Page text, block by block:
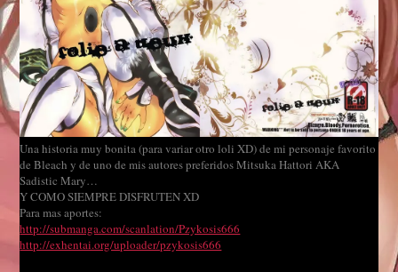
Una historia muy bonita (para variar otro loli XD) de mi personaje favorito
de Bleach y de uno de mis autores preferidos Mitsuka Hattori AKA
Sadistic Mary…
Y COMO SIEMPRE DISFRUTEN XD
Para mas aportes:
http://submanga.com/scanlation/Pzykosis666
http://exhentai.org/uploader/pzykosis666